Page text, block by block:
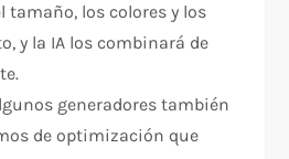
tamaño, los colores y los
y la IA los combinará de
generadores también
de optimización que